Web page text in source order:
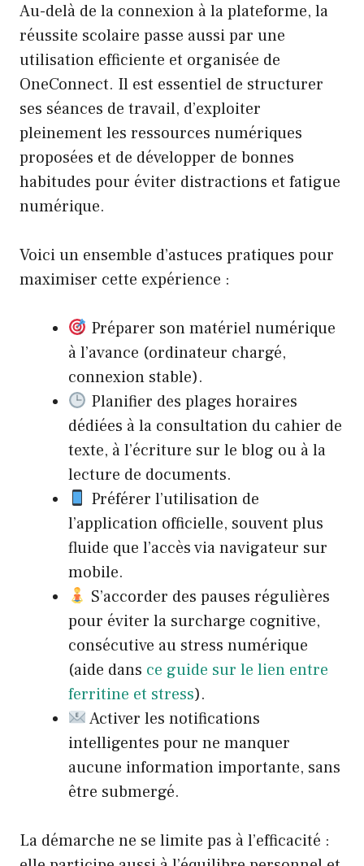
Au-delà de la connexion à la plateforme, la
réussite scolaire passe aussi par une
utilisation efficiente et organisée de
OneConnect. Il est essentiel de structurer
ses séances de travail, d’exploiter
pleinement les ressources numériques
proposées et de développer de bonnes
habitudes pour éviter distractions et fatigue
numérique.
Voici un ensemble d’astuces pratiques pour
maximiser cette expérience :
Préparer son matériel numérique
à l’avance (ordinateur chargé,
connexion stable).
Planifier des plages horaires
dédiées à la consultation du cahier de
texte, à l’écriture sur le blog ou à la
lecture de documents.
Préférer l’utilisation de
l’application officielle, souvent plus
fluide que l’accès via navigateur sur
mobile.
S’accorder des pauses régulières
pour éviter la surcharge cognitive,
consécutive au stress numérique
(aide dans ce guide sur le lien entre
ferritine et stress).
Activer les notifications
intelligentes pour ne manquer
aucune information importante, sans
être submergé.
La démarche ne se limite pas à l’efficacité :